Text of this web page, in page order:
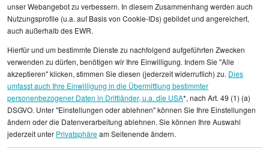
statistischen Erhebungen durch StepStone. Es sind
Durchschnittswerte und die Angaben können nicht
einzelnen Stellenangeboten zugeordnet werden.
Gehaltsinformationen Marketing
Digital Officer
Digital Officer Frankfurt am Main
unser Webangebot zu verbessern. In diesem Zusammenhang werden auch
Nutzungsprofile (u.a. auf Basis von Cookie-IDs) gebildet und angereichert,
auch außerhalb des EWR.
Hierfür und um bestimmte Dienste zu nachfolgend aufgeführten Zwecken
verwenden zu dürfen, benötigen wir Ihre Einwilligung. Indem Sie "Alle
akzeptieren" klicken, stimmen Sie diesen (jederzeit widerruflich) zu. Dies
umfasst auch Ihre Einwilligung in die Übermittlung bestimmter
personenbezogener Daten in Drittländer, u.a. die USA*, nach Art. 49 (1) (a)
DSGVO. Unter "Einstellungen oder ablehnen" können Sie Ihre Einstellungen
ändern oder die Datenverarbeitung ablehnen. Sie können Ihre Auswahl
jederzeit unter Privatsphäream Seitenende ändern.